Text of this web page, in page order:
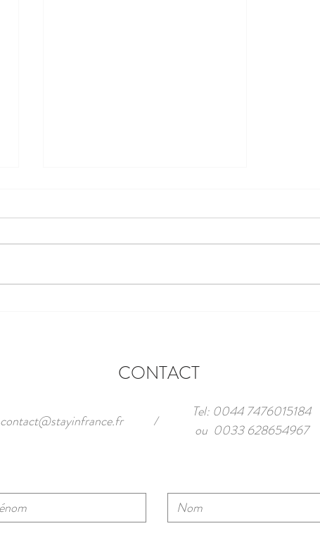
CONTACT
contact@stayinfrance.fr /
Tel: 0044 7476015184
ou 0033 628654967